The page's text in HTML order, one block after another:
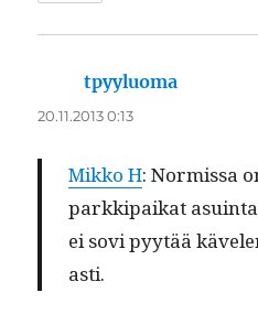
tpyyluoma
20.11.2013 0:13
Mikko H: Normis­sa
parkkipaikat
ei sovi pyytää
asti.